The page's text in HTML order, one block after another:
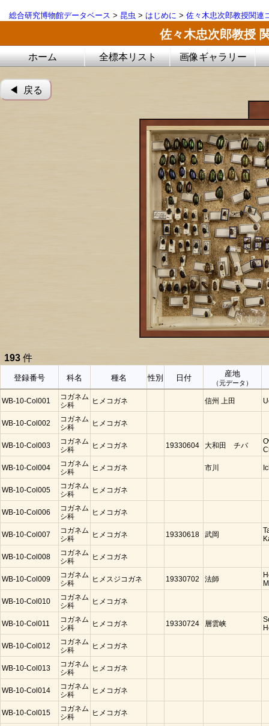
総合研究博物館データベース > 昆虫 > はじめに > 佐々木忠次郎教授関連
佐々木忠次郎教授
ホーム 全標本リスト 画像ギャラリー
◀︎ 戻る
193 件
登録番号 科名 種名 性別 日付 産地
（元データ）
WB-10-Col001
コガネム
シ科
ヒメコガネ 信州 上田
WB-10-Col002
コガネム
シ科
ヒメコガネ
WB-10-Col003
コガネム
シ科
ヒメコガネ 19330604 大和田 チバ
WB-10-Col004
コガネム
シ科
ヒメコガネ 市川
WB-10-Col005
コガネム
シ科
ヒメコガネ
WB-10-Col006
コガネム
シ科
ヒメコガネ
WB-10-Col007
コガネム
シ科
ヒメコガネ 19330618 武岡
WB-10-Col008
コガネム
シ科
ヒメコガネ
WB-10-Col009
コガネム
シ科
ヒメスジコガネ 19330702 法師
WB-10-Col010
コガネム
シ科
ヒメコガネ
WB-10-Col011
コガネム
シ科
ヒメコガネ 19330724 層雲峡
WB-10-Col012
コガネム
シ科
ヒメコガネ
WB-10-Col013
コガネム
シ科
ヒメコガネ
WB-10-Col014
コガネム
シ科
ヒメコガネ
WB-10-Col015
コガネム
シ科
ヒメコガネ